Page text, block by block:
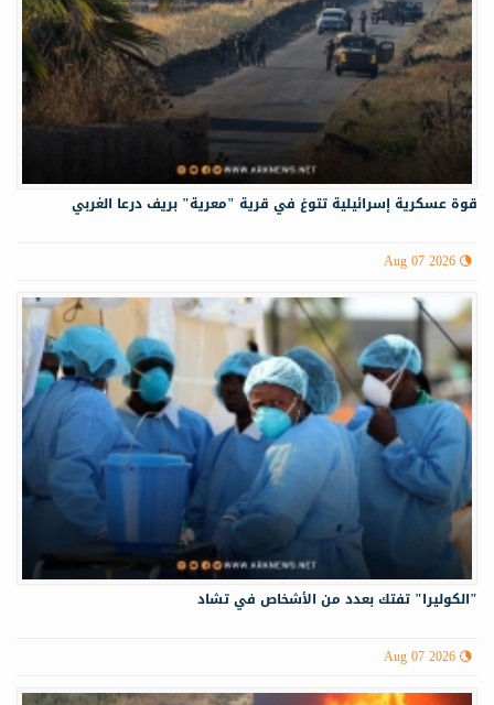
قوة عسكرية إسرائيلية تتوغ في قرية "معرية" بريف درعا الغربي
Aug 07 2026
"الكوليرا" تفتك بعدد من الأشخاص في تشاد
Aug 07 2026